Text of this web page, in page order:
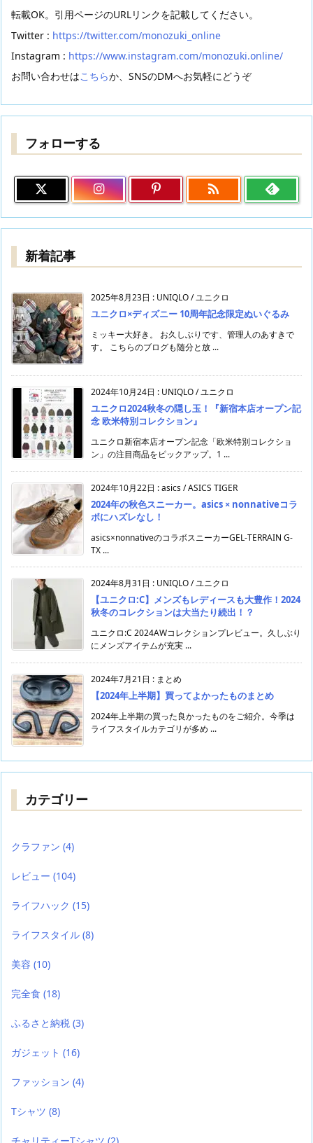
転載OK。引用ページのURLリンクを記載してください。
Twitter : https://twitter.com/monozuki_online
Instagram : https://www.instagram.com/monozuki.online/
お問い合わせはこちらか、SNSのDMへお気軽にどうぞ
フォローする

新着記事
2025年8月23日 : UNIQLO / ユニクロ
ユニクロ×ディズニー 10周年記念限定ぬいぐるみ
ミッキー大好き。 お久しぶりです、管理人のあすきで
す。 こちらのブログも随分と放 ...
2024年10月24日 : UNIQLO / ユニクロ
ユニクロ2024秋冬の隠し玉！『新宿本店オープン記
念 欧米特別コレクション』
ユニクロ新宿本店オープン記念「欧米特別コレクショ
ン」の注目商品をピックアップ。1 ...
2024年10月22日 :asics / ASICS TIGER
2024年の秋色スニーカー。asics × nonnativeコラ
ボにハズレなし！
asics×nonnativeのコラボスニーカーGEL-TERRAIN G-
TX ...
2024年8月31日 : UNIQLO / ユニクロ
【ユニクロ:C】メンズもレディースも大豊作！2024
秋冬のコレクションは大当たり続出！？
ユニクロ:C 2024AWコレクションプレビュー。久しぶり
にメンズアイテムが充実 ...
2024年7月21日 : まとめ
【2024年上半期】買ってよかったものまとめ
2024年上半期の買った良かったものをご紹介。今季は
ライフスタイルカテゴリが多め ...
カテゴリー
クラファン (4)
レビュー (104)
ライフハック (15)
ライフスタイル (8)
美容 (10)
完全食 (18)
ふるさと納税 (3)
ガジェット (16)
ファッション (4)
Tシャツ (8)